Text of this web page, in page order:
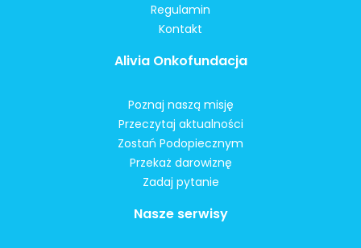
Regulamin
Kontakt
Alivia Onkofundacja
Poznaj naszą misję
Przeczytaj aktualności
Zostań Podopiecznym
Przekaż darowiznę
Zadaj pytanie
Nasze serwisy